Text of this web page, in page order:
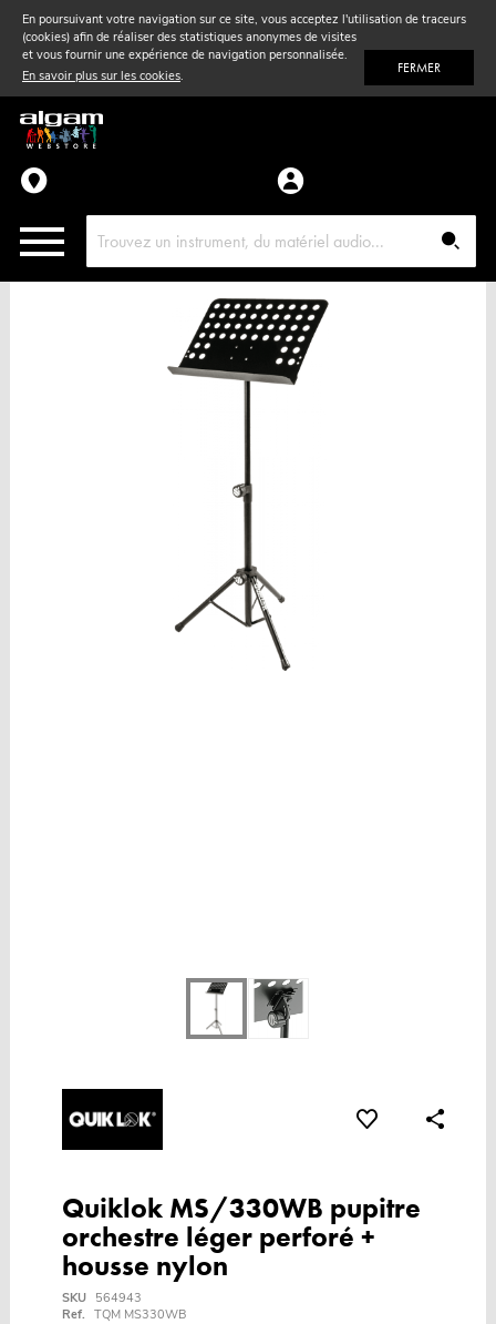
En poursuivant votre navigation sur ce site, vous acceptez l'utilisation de traceurs
(cookies) afin de réaliser des statistiques anonymes de visites
et vous fournir une expérience de navigation personnalisée.
En savoir plus sur les cookies. FERMER
Vent& Violon
Accessoires
Pièces détachées
Quiklok MS/330WB pupitre
orchestre léger perforé +
housse nylon
SKU
564943
Ref. TQM MS330WB